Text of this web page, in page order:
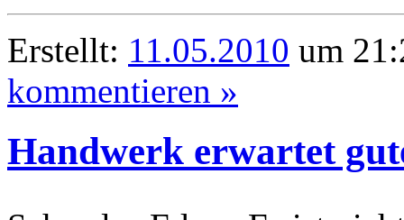
Erstellt: 11.05.2010 um
kommentieren »
Handwerk erwartet